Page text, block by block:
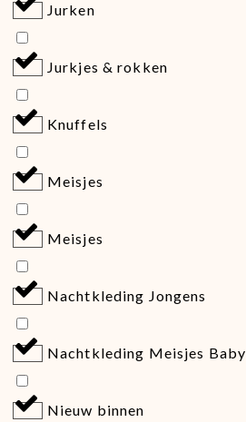
Jurken
Jurkjes & rokken
Knuffels
Meisjes
Meisjes
Nachtkleding Jongens
Nachtkleding Meisjes Baby
Nieuw binnen